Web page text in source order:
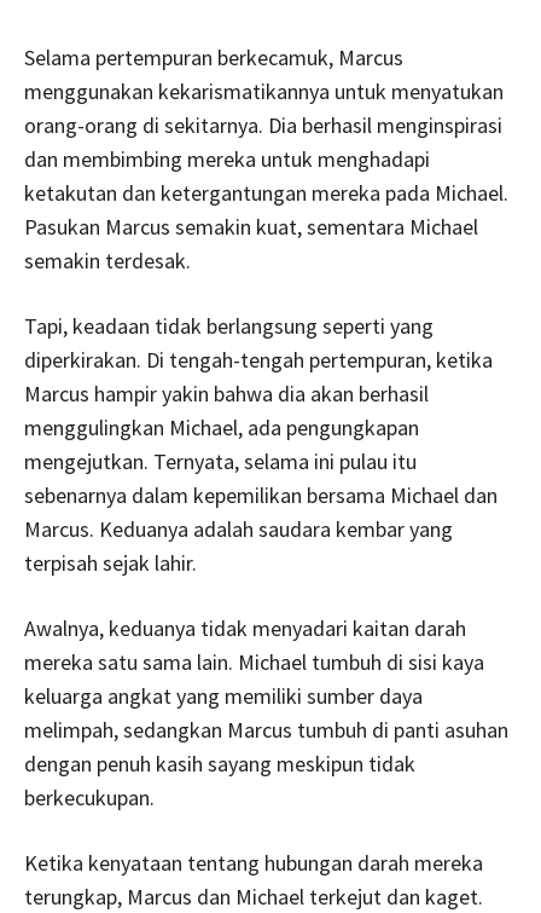
Selama pertempuran berkecamuk, Marcus
menggunakan kekarismatikannya untuk menyatukan
orang-orang di sekitarnya. Dia berhasil menginspirasi
dan membimbing mereka untuk menghadapi
ketakutan dan ketergantungan mereka pada Michael.
Pasukan Marcus semakin kuat, sementara Michael
semakin terdesak.
Tapi, keadaan tidak berlangsung seperti yang
diperkirakan. Di tengah-tengah pertempuran, ketika
Marcus hampir yakin bahwa dia akan berhasil
menggulingkan Michael, ada pengungkapan
mengejutkan. Ternyata, selama ini pulau itu
sebenarnya dalam kepemilikan bersama Michael dan
Marcus. Keduanya adalah saudara kembar yang
terpisah sejak lahir.
Awalnya, keduanya tidak menyadari kaitan darah
mereka satu sama lain. Michael tumbuh di sisi kaya
keluarga angkat yang memiliki sumber daya
melimpah, sedangkan Marcus tumbuh di panti asuhan
dengan penuh kasih sayang meskipun tidak
berkecukupan.
Ketika kenyataan tentang hubungan darah mereka
terungkap, Marcus dan Michael terkejut dan kaget.